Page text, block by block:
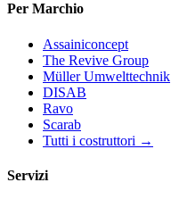
Per Marchio
Assainiconcept
The Revive Group
Müller Umwelttechnik
DISAB
Ravo
Scarab
Tutti i costruttori →
Servizi